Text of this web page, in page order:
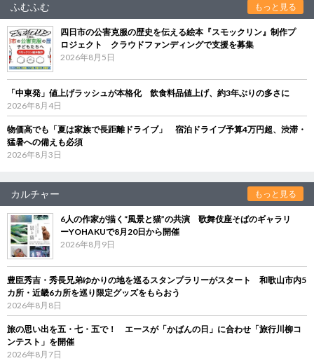
ふむふむ もっと見る
四日市の公害克服の歴史を伝える絵本『スモックリン』制作プ
ロジェクト クラウドファンディングで支援を募集
2026年8月5日
「中東発」値上げラッシュが本格化 飲食料品値上げ、約3年ぶりの多さに
2026年8月4日
物価高でも「夏は家族で長距離ドライブ」 宿泊ドライブ予算4万円超、渋滞・
猛暑への備えも必須
2026年8月3日
カルチャー もっと見る
6人の作家が描く“風景と猫”の共演 歌舞伎座そばのギャラリ
ーYOHAKUで8月20日から開催
2026年8月9日
豊臣秀吉・秀長兄弟ゆかりの地を巡るスタンプラリーがスタート 和歌山市内5
カ所・近畿6カ所を巡り限定グッズをもらおう
2026年8月8日
旅の思い出を五・七・五で！ エースが「かばんの日」に合わせ「旅行川柳コ
ンテスト」を開催
2026年8月7日